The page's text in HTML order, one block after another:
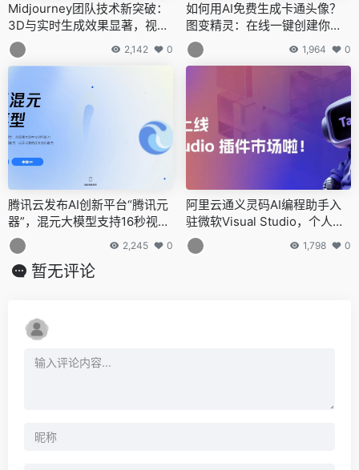
Midjourney团队技术新突破：
3D与实时生成效果显著，视频
模型稳步前行
2,142 0
如何用AI免费生成卡通头像？
图变精灵：在线一键创建你的
专属头像
1,964 0
腾讯云发布AI创新平台“腾讯元
器”，混元大模型支持16秒视频
生成
2,245 0
阿里云通义灵码AI编程助手入
驻微软Visual Studio，个人专
业版限时免费
1,798 0
暂无评论